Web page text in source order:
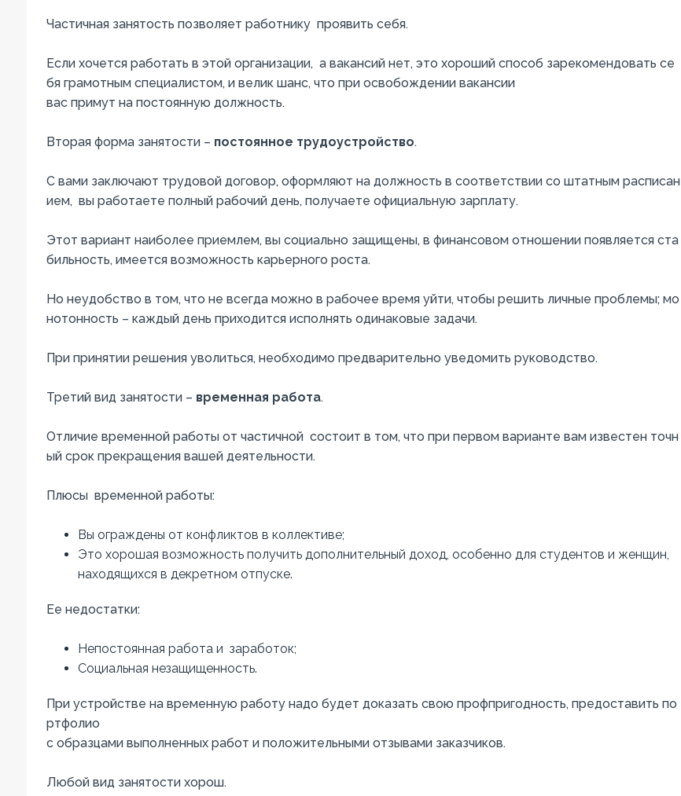
Частичная занятость позволяет работнику проявить себя.
Если хочется работать в этой организации, а вакансий нет, это хороший способ зарекомендовать се
бя грамотным специалистом, и велик шанс, что при освобождении вакансии
вас примут на постоянную должность.
Вторая форма занятости– постоянное трудоустройство.
С вами заключают трудовой договор, оформляют на должность в соответствии со штатным расписан
ием, вы работаете полный рабочий день, получаете официальную зарплату.
Этот вариант наиболее приемлем, вы социально защищены, в финансовом отношении появляется ста
бильность, имеется возможность карьерного роста.
Но неудобство в том, что не всегда можно в рабочее время уйти, чтобы решить личные проблемы; мо
нотонность – каждый день приходится исполнять одинаковые задачи.
При принятии решения уволиться, необходимо предварительно уведомить руководство.
Третий вид занятости– временная работа.
Отличие временной работы от частичной состоит в том, что припервом варианте вам известен точн
ый срок прекращения вашей деятельности.
Плюсы временной работы:
Вы ограждены от конфликтов в коллективе;
Это хорошая возможность получить дополнительный доход, особенно для студентов и женщин,
находящихся в декретном отпуске.
Ее недостатки:
Непостоянная работа и заработок;
Социальная незащищенность.
При устройстве на временную работу надо будет доказать свою профпригодность, предоставить по
ртфолио
с образцами выполненных работ и положительными отзывами заказчиков.
Любой вид занятости хорош.